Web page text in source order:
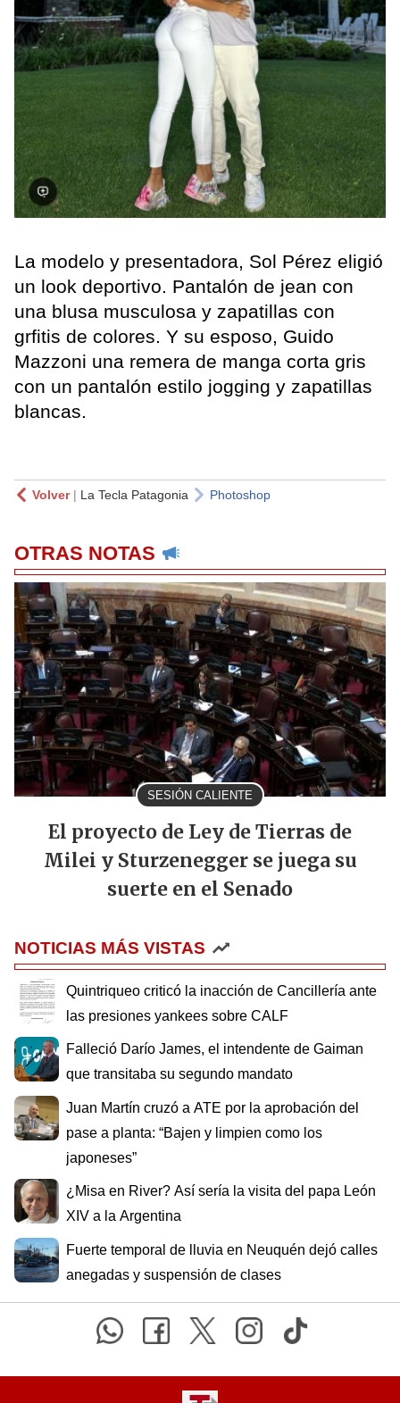
La modelo y presentadora, Sol Pérez eligió
un look deportivo. Pantalón de jean con
una blusa musculosa y zapatillas con
grfitis de colores. Y su esposo, Guido
Mazzoni una remera de manga corta gris
con un pantalón estilo jogging y zapatillas
blancas.
Volver| La Tecla Patagonia Photoshop
OTRAS NOTAS
SESIÓN CALIENTE
El proyecto de Ley de Tierras de
Milei y Sturzenegger se juega su
suerte en el Senado
NOTICIAS MÁS VISTAS
Quintriqueo criticó la inacción de Cancillería ante
las presiones yankees sobre CALF
Falleció Darío James, el intendente de Gaiman
que transitaba su segundo mandato
Juan Martín cruzó a ATE por la aprobación del
pase a planta: “Bajen y limpien como los
japoneses”
¿Misa en River? Así sería la visita del papa León
XIV a la Argentina
Fuerte temporal de lluvia en Neuquén dejó calles
anegadas y suspensión de clases